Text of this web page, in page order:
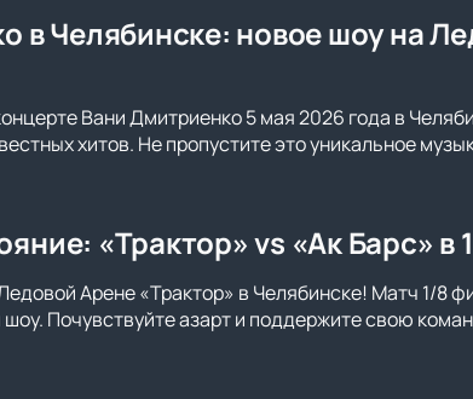
в Челябинске: новое шоу на
Вани Дмитриенко 5 мая 2026 года в
хитов. Не пропустите это уникальное
«Трактор» vs «Ак Барс» в
Арене «Трактор» в Челябинске! Матч 1/8
Почувствуйте азарт и поддержите свою